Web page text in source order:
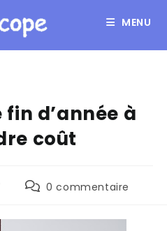
MENU
fin d’année à
coût
0 commentaire